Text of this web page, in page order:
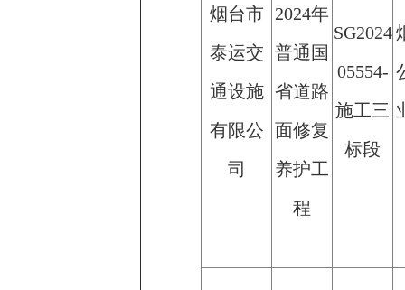
烟台市
泰运交
通设施
有限公
司
2024年
普通国
省道路
面修复
养护工
程
SG2024
05554-
施工三
标段